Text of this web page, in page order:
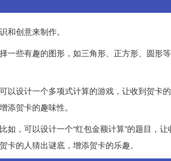
创意来制作。
一些有趣的图形，如三角形、正方形、圆形
以设计一个多项式计算的游戏，让收到贺卡
贺卡的趣味性。
，可以设计一个“红包金额计算”的题目，
的人猜出谜底，增添贺卡的乐趣。